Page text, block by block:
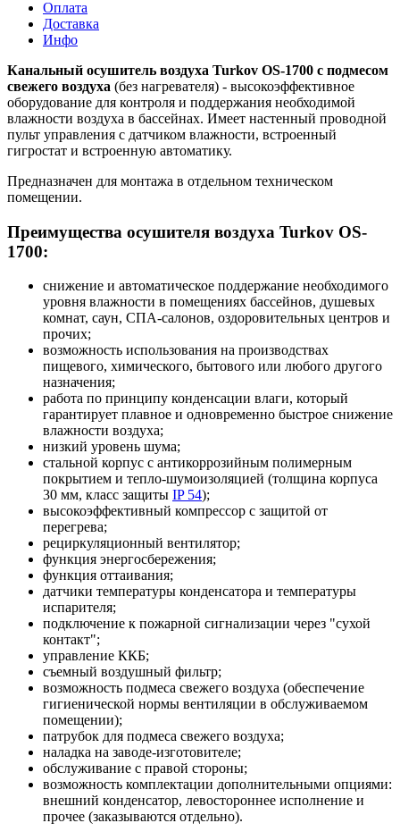
Оплата
Доставка
Инфо
Канальный осушитель воздуха Turkov OS-1700 с подмесом
свежего воздуха (без нагревателя) - высокоэффективное
оборудование для контроля и поддержания необходимой
влажности воздуха в бассейнах. Имеет настенный проводной
пульт управления с датчиком влажности, встроенный
гигростат и встроенную автоматику.
Предназначен для монтажа в отдельном техническом
помещении.
Преимущества осушителя воздуха Turkov OS-
1700:
снижение и автоматическое поддержание необходимого
уровня влажности в помещениях бассейнов, душевых
комнат, саун, СПА-салонов, оздоровительных центров и
прочих;
возможность использования на производствах
пищевого, химического, бытового или любого другого
назначения;
работа по принципу конденсации влаги, который
гарантирует плавное и одновременно быстрое снижение
влажности воздуха;
низкий уровень шума;
стальной корпус с антикоррозийным полимерным
покрытием и тепло-шумоизоляцией (толщина корпуса
30 мм, класс защиты IP 54);
высокоэффективный компрессор с защитой от
перегрева;
рециркуляционный вентилятор;
функция энергосбережения;
функция оттаивания;
датчики температуры конденсатора и температуры
испарителя;
подключение к пожарной сигнализации через "сухой
контакт";
управление ККБ;
съемный воздушный фильтр;
возможность подмеса свежего воздуха (обеспечение
гигиенической нормы вентиляции в обслуживаемом
помещении);
патрубок для подмеса свежего воздуха;
наладка на заводе-изготовителе;
обслуживание с правой стороны;
возможность комплектации дополнительными опциями:
внешний конденсатор, левостороннее исполнение и
прочее (заказываются отдельно).